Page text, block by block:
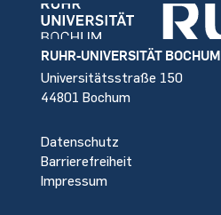
Footer
RUHR-UNIVERSITÄT BOCHUM
Universitätsstraße 150
44801 Bochum
Datenschutz
Barrierefreiheit
Impressum